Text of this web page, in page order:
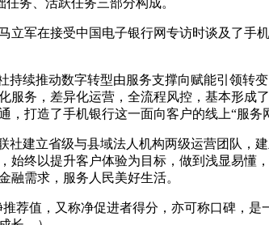
立军在接受中国电子银行网专访时谈及了
持续推动数字转型由服务支撑向赋能引领
服务，差异化运营，全流程风控，基本形
打造了手机银行这一面向客户的线上“服务
社建立省级与县域法人机构两级运营团队
始终以提升客户体验为目标，做到浅显易
融需求，服务人民美好生活。
净推荐值，又称净促进者得分，亦可称口碑